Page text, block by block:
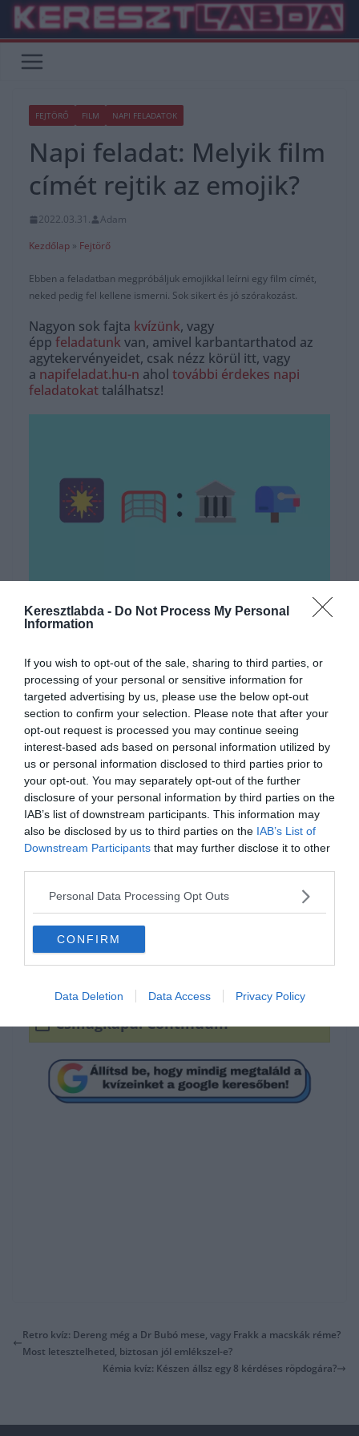
Keresztlabda - Do Not Process My Personal
Information
If you wish to opt-out of the sale, sharing to third parties, or
processing of your personal or sensitive information for
targeted advertising by us, please use the below opt-out
section to confirm your selection. Please note that after your
opt-out request is processed you may continue seeing
interest-based ads based on personal information utilized by
us or personal information disclosed to third parties prior to
your opt-out. You may separately opt-out of the further
disclosure of your personal information by third parties on the
IAB’s list of downstream participants. This information may
also be disclosed by us to third parties on the IAB’s List of
Downstream Participants that may further disclose it to other
Personal Data Processing Opt Outs
CONFIRM
Data Deletion Data Access Privacy Policy
Skip
content
FEJTÖRŐ FILM NAPI FELADATOK
Napi feladat: Melyik film
címét rejtik az emojik?
2022.03.31.
Adam
Kezdőlap » Fejtörő
Ebben a feladatban megpróbáljuk emojikkal leírni egy film címét,
neked pedig fel kellene ismerni. Sok sikert és jó szórakozást.
Nagyon sok fajta kvízünk, vagy
épp feladatunk van, amivel karbantarthatod az
agytekervényeidet, csak nézz körül itt, vagy
a napifeladat.hu-n ahol további érdekes napi
feladatokattalálhatsz!
Melyik film címét rejtik az
emojik?
Csillagkapu - Az igazság ládája
Csillagkapu: Continuum
Retro kvíz: Dereng még a Dr Bubó mese, vagy Frakk a macskák réme?
Most letesztelheted, biztosan jól emlékszel-e?
Kémia kvíz: Készen állsz egy 8 kérdéses röpdogára?